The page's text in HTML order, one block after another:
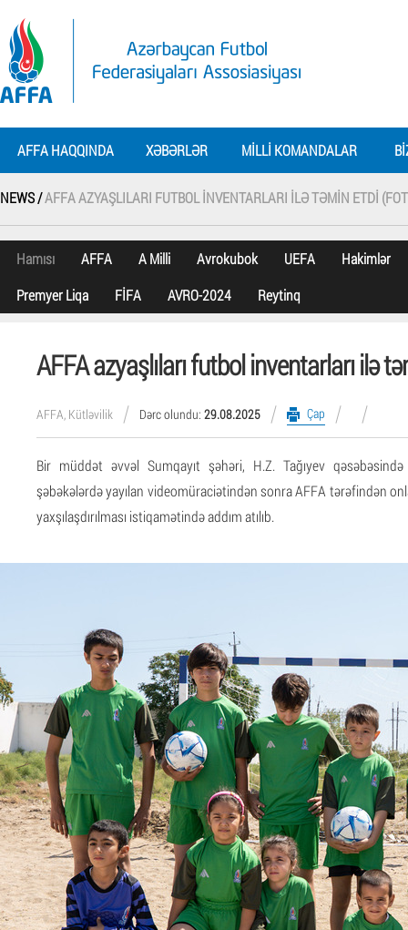
AFFA HAQQINDA XƏBƏRLƏR MILLI KOMANDALAR
NEWS /AFFA AZYAŞLILARI FUTBOL INVENTARLARI ILƏ TƏMIN ETDI
Hamısı AFFA A Milli Avrokubok UEFA
Hakimlər
Premyer Liqa
FİFA AVRO-2024 Reytinq
AFFA azyaşlıları futbol inventarları ilə
AFFA, Kütləvilik Dərc olundu: 29.08.2025 Çap
Bir müddət əvvəl Sumqayıt şəhəri, H.Z. Tağıyev
şəbəkələrdə yayılan videomüraciətindən sonra AFFA tərəfindən
yaxşılaşdırılması istiqamətində addım atılıb.